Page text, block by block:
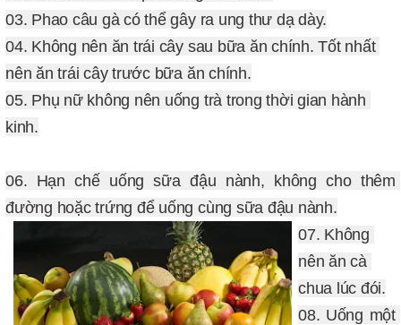
03. Phao câu gà có thể gây ra ung thư dạ dày.
04. Không nên ăn trái cây sau bữa ăn chính. Tốt nhất
nên ăn trái cây trước bữa ăn chính.
05. Phụ nữ không nên uống trà trong thời gian hành
06. Hạn chế uống sữa đậu nành, không cho thêm
đường hoặc trứng để uống cùng sữa đậu nành.
07. Không
nên ăn cà
chua lúc đói.
08. Uống một